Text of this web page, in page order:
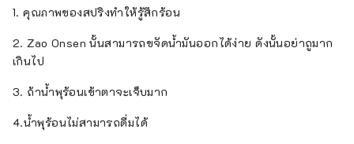
1. คุณภาพของสปริงทำให้รู้สึกร้อน
2. Zao Onsen นั้นสามารถขจัดน้ำมันออกได้ง่าย ดังนั้นอย่าถูมาก
เกินไป
3. ถ้าน้ำพุร้อนเข้าตาจะเจ็บมาก
4.น้ำพุร้อนไม่สามารถดื่มได้